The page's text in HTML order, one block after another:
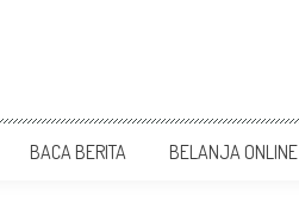
BACA BERITA BELANJA ONLINE